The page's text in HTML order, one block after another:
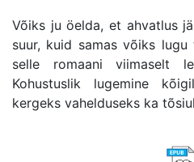
Võiks ju öelda, et ahvatlus
suur, kuid samas võiks
selle romaani viimaselt
Kohustuslik lugemine
kergeks vahelduseks ka